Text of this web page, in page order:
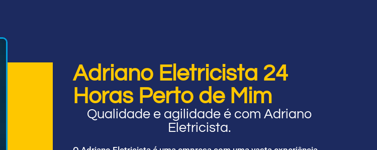
Adriano Eletricista 24
Horas Perto de Mim
Qualidade e agilidade é com Adriano
Eletricista.